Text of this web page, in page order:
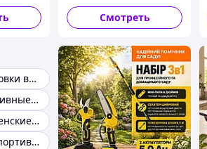
Смотреть
Женские кроссовки весна лето
Женские спортивные кроссовки
Спортивные женские кроссовки для туризма
Комфортные спортивные женские кроссовки